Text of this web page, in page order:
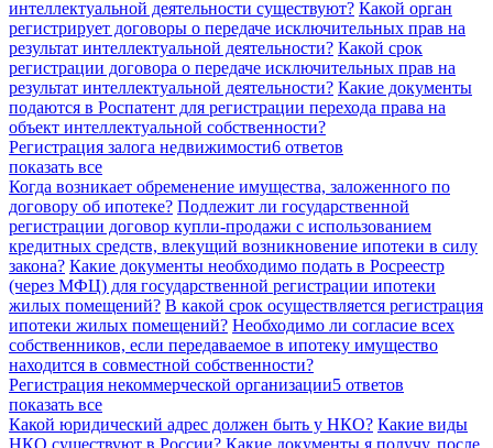
интеллектуальной деятельности существуют? Какой орган
регистрирует договоры о передаче исключительных прав на
результат интеллектуальной деятельности? Какой срок
регистрации договора о передаче исключительных прав на
результат интеллектуальной деятельности? Какие документы
подаются в Роспатент для регистрации перехода права на
объект интеллектуальной собственности?
Регистрация залога недвижимости6 ответов
показать все
Когда возникает обременение имущества, заложенного по
договору об ипотеке? Подлежит ли государственной
регистрации договор купли-продажи с использованием
кредитных средств, влекущий возникновение ипотеки в силу
закона? Какие документы необходимо подать в Росреестр
(через МФЦ) для государственной регистрации ипотеки
жилых помещений? В какой срок осуществляется регистрация
ипотеки жилых помещений? Необходимо ли согласие всех
собственников, если передаваемое в ипотеку имущество
находится в совместной собственности?
Регистрация некоммерческой организации5 ответов
показать все
Какой юридический адрес должен быть у НКО? Какие виды
НКО существуют в России? Какие документы я получу, после